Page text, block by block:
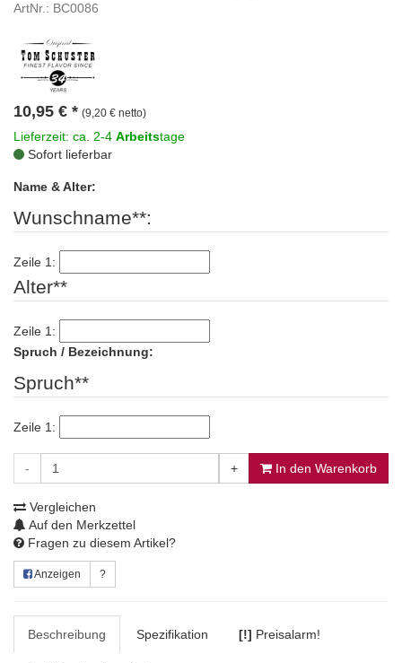
ArtNr.: BC0086
10,95 € * (9,20 € netto)
Lieferzeit: ca. 2-4 Arbeitstage
Sofort lieferbar
Name & Alter:
Wunschname**:
Zeile 1:
Alter**
Zeile 1:
Spruch / Bezeichnung:
Spruch**
Zeile 1:
- + In den Warenkorb
Vergleichen
Auf den Merkzettel
Fragen zu diesem Artikel?
Anzeigen ?
Beschreibung Spezifikation [!] Preisalarm!